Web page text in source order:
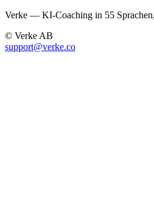
Verke — KI-Coaching in 55
© Verke AB
support@verke.co